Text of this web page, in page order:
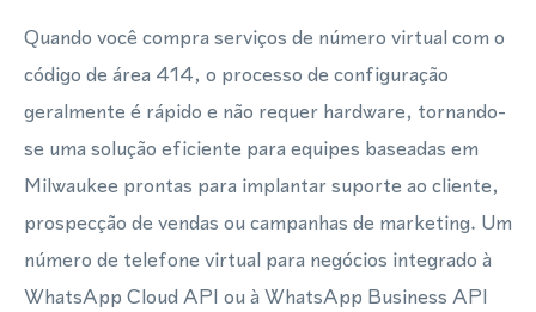
Quando você compra serviços de número virtual com o
código de área 414, o processo de configuração
geralmente é rápido e não requer hardware, tornando-
se uma solução eficiente para equipes baseadas em
Milwaukee prontas para implantar suporte ao cliente,
prospecção de vendas ou campanhas de marketing. Um
número de telefone virtual para negócios integrado à
WhatsApp Cloud API ou à WhatsApp Business API